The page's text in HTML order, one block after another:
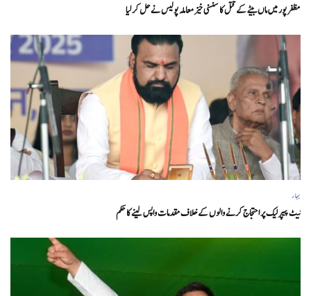
مظفر پور میں ماں بیٹے کے قتل کا سنسنی خیز معاملہ پولیس نے حل کر لیا
بہار
نیٹ پیپر لیک پر احتجاج کرنے والوں کے خلاف مقدمات واپس لینے کا حکم